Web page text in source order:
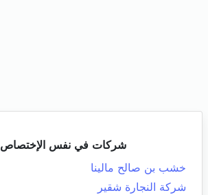
شركات في نفس الإختصاص
خشب بن صالح مالينا
شركة النجارة شقير